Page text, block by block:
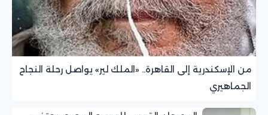
من الإسكندرية إلى القاهرة.. «الملك لير» يواصل رحلة النجاح
الجماهيري